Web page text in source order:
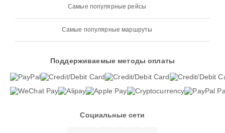
Самые популярные рейсы
Самые популярные маршруты
Поддерживаемые методы оплаты
Социальные сети